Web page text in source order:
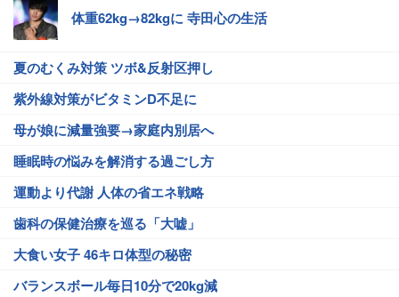
体重62kg→82kgに 寺田心の生活
夏のむくみ対策 ツボ&反射区押し
紫外線対策がビタミンD不足に
母が娘に減量強要→家庭内別居へ
睡眠時の悩みを解消する過ごし方
運動より代謝 人体の省エネ戦略
歯科の保健治療を巡る「大嘘」
大食い女子 46キロ体型の秘密
バランスボール毎日10分で20kg減